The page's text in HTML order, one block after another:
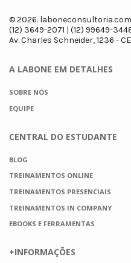
© 2026.
(12) 3649-2071 | (12) 99649-
Av. Charles Schneider, 1236 -
A LABONE EM DETALHES
SOBRE NÓS
EQUIPE
CENTRAL DO ESTUDANTE
BLOG
TREINAMENTOS ONLINE
TREINAMENTOS PRESENCIAIS
TREINAMENTOS IN COMPANY
EBOOKS E FERRAMENTAS
+INFORMAÇÕES